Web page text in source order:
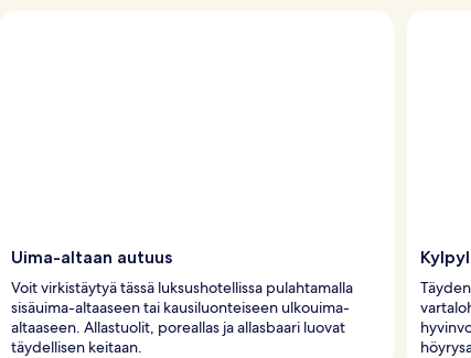
Uima-altaan autuus
Voit virkistäytyä tässä luksushotellissa pulahtamalla
sisäuima-altaaseen tai kausiluonteiseen ulkouima-
altaaseen. Allastuolit, poreallas ja allasbaari luovat
täydellisen keitaan.